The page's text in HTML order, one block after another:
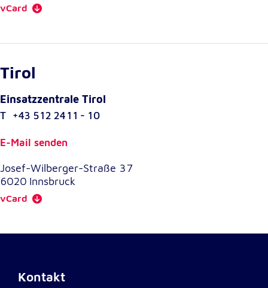
vCard
Tirol
Einsatzzentrale Tirol
T +43 512 2411 - 10
E-Mail senden
Josef-Wilberger-Straße 37
6020 Innsbruck
vCard
Kontakt
Statistik Cookies erfassen Informationen anonym.
_ga, _gid, _gac_gb_
Anbieter:
Erhebung von Statistiken zur Website-Nutzung
Google LLC